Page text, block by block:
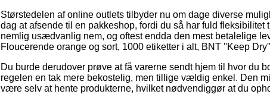
Størstedelen af online outlets tilbyder nu om dage diverse
dag at afsende til en pakkeshop, fordi du så har fuld
nemlig usædvanlig nem, og oftest endda den mest betalelige
Floucerende orange og sort, 1000 etiketter i alt, BNT ''Keep
Du burde derudover prøve at få varerne sendt hjem til hvor du
regelen en tak mere bekostelig, men tillige vældig enkel. Den
være selv at hente produkterne, hvilket nødvendiggør at du